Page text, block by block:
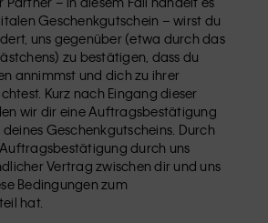
Geschenkgutschein – wirst du
uns gegenüber (etwa durch das
zu bestätigen, dass du
annimmst und dich zu ihrer
Kurz nach Eingang dieser
wir dir eine Auftragsbestätigung
Geschenkgutscheins. Durch
durch uns
Vertrag zwischen dir und uns
Bedingungen zum
hat.